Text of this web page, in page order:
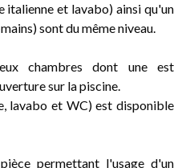
italienne et lavabo) ainsi qu'un
sont du même niveau.
chambres dont une est
sur la piscine.
lavabo et WC) est disponible
permettant l'usage d'un